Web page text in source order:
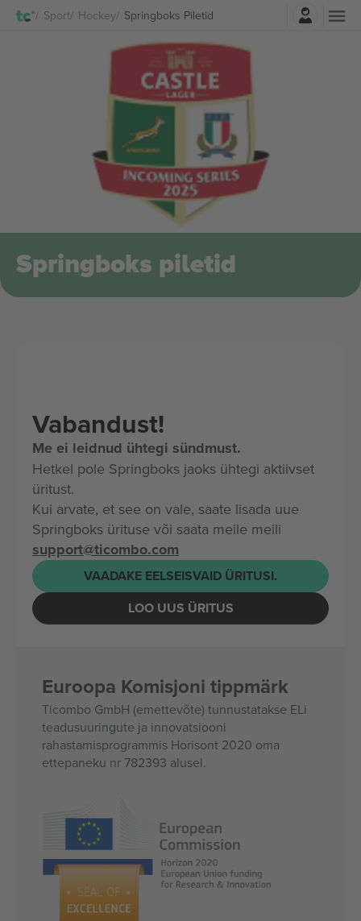
Sport Hockey Springboks PiletidLogi sisse
Springboks piletid
Vabandust!
Me ei leidnud ühtegi sündmust.
Hetkel pole Springboks jaoks ühtegi aktiivset
üritust.
Kui arvate, et see on vale, saate lisada uue
Springboks ürituse või saata meile meili
support@ticombo.com
VAADAKE EELSEISVAID ÜRITUSI.
LOO UUS ÜRITUS
Euroopa Komisjoni tippmärk
Ticombo GmbH (emettevõte) tunnustatakse ELi
teadusuuringute ja innovatsiooni
rahastamisprogrammis Horisont 2020 oma
ettepaneku nr 782393 alusel.